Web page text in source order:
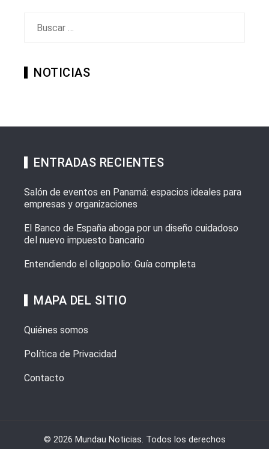
NOTICIAS
ENTRADAS RECIENTES
Salón de eventos en Panamá: espacios ideales para
empresas y organizaciones
El Banco de España aboga por un diseño cuidadoso
del nuevo impuesto bancario
Entendiendo el oligopolio: Guía completa
MAPA DEL SITIO
Quiénes somos
Política de Privacidad
Contacto
© 2026 Mundau Noticias. Todos los derechos